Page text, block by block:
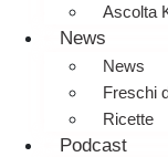
Ascolta
News
News
Freschi
Ricette
Podcast